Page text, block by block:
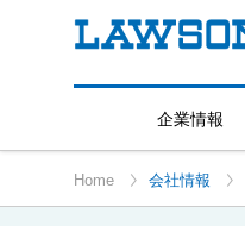
企業情報
Home 会社情報